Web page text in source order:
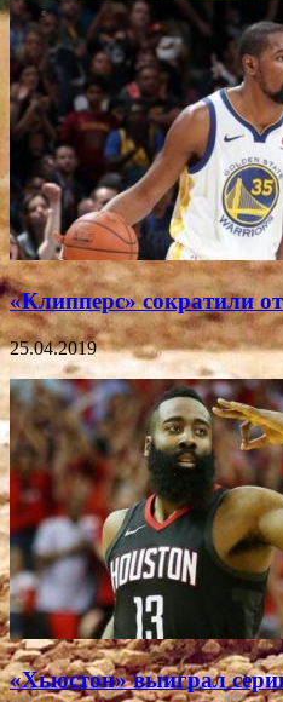
«Клипперс» сократили
25.04.2019
«Хьюстон» выиграл